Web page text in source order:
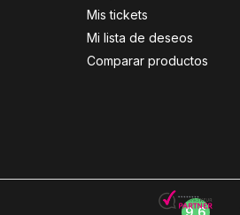
Mis tickets
Mi lista de deseos
Comparar productos
9,6